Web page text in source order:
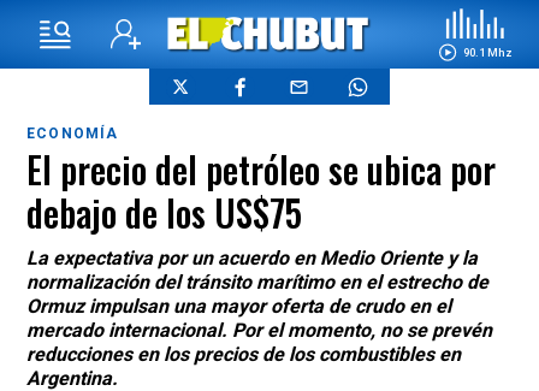
90.1 Mhz
ECONOMÍA
El precio del petróleo se ubica por
debajo de los US$75
La expectativa por un acuerdo en Medio Oriente y la
normalización del tránsito marítimo en el estrecho de
Ormuz impulsan una mayor oferta de crudo en el
mercado internacional. Por el momento, no se prevén
reducciones en los precios de los combustibles en
Argentina.